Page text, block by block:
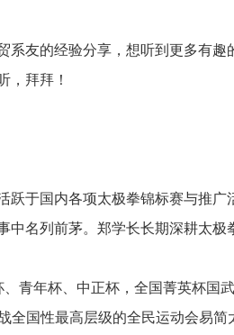
系友的经验分享，想听到更多有
，拜拜！
于国内各项太极拳锦标赛与推
中名列前茅。郑学长长期深耕太
青年杯、中正杯，全国菁英杯国
全国性最高层级的全民运动会易简